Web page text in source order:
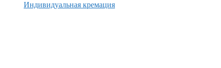
Индивидуальная кремация